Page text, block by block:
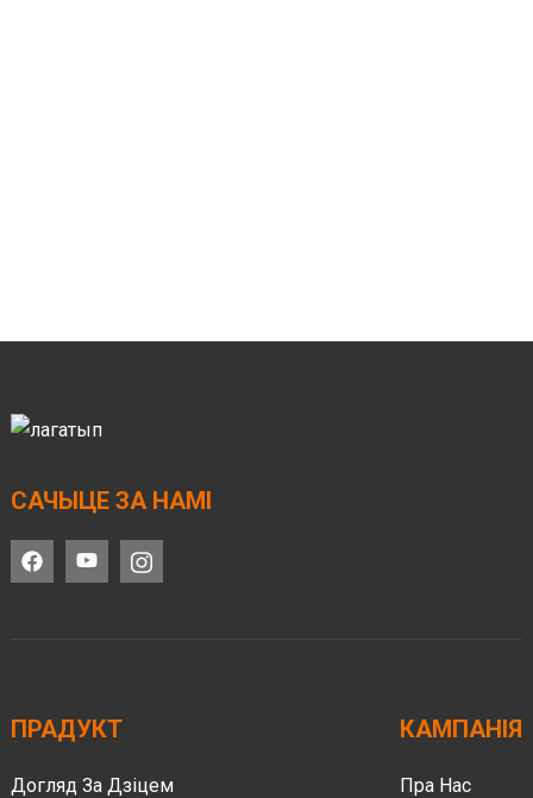
САЧЫЦЕ ЗА НАМІ
ПРАДУКТ
Догляд За Дзіцем
КАМПАНІЯ
Пра Нас